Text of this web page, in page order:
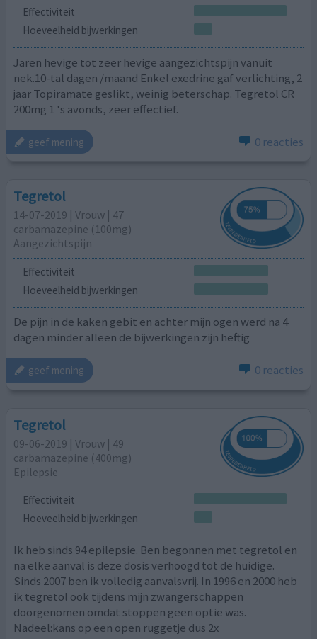
Effectiviteit
Hoeveelheid bijwerkingen
Jaren hevige tot zeer hevige aangezichtspijn vanuit
nek.10-tal dagen /maand Enkel exedrine gaf verlichting, 2
jaar Topiramate geslikt, weinig beterschap. Tegretol CR
200mg 1 's avonds, zeer effectief.
geef mening 0 reacties
Tegretol
14-07-2019 | Vrouw | 47
carbamazepine (100mg)
Aangezichtspijn
Effectiviteit
Hoeveelheid bijwerkingen
De pijn in de kaken gebit en achter mijn ogen werd na 4
dagen minder alleen de bijwerkingen zijn heftig
geef mening 0 reacties
Tegretol
09-06-2019 | Vrouw | 49
carbamazepine (400mg)
Epilepsie
Effectiviteit
Hoeveelheid bijwerkingen
Ik heb sinds 94 epilepsie. Ben begonnen met tegretol en
na elke aanval is deze dosis verhoogd tot de huidige.
Sinds 2007 ben ik volledig aanvalsvrij. In 1996 en 2000 heb
ik tegretol ook tijdens mijn zwangerschappen
doorgenomen omdat stoppen geen optie was.
Nadeel:kans op een open ruggetje dus 2x